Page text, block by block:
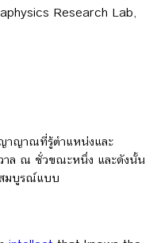
Research Lab,
าญาณที่รู้ตำแหน่งและ
าล ณ ชั่วขณะหนึ่ง และดังนั้น
สมบูรณ์แบบ